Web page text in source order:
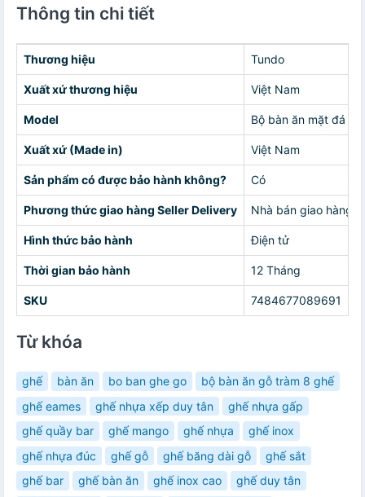
Thông tin chi tiết
Thương hiệu Tundo
Xuất xứ thương hiệu Việt Nam
Model Bộ bàn ăn mặt đá
Xuất xứ (Made in) Việt Nam
Sản phẩm có được bảo hành không? Có
Phương thức giao hàng Seller Delivery Nhà bán giao hàng
Hình thức bảo hành Điện tử
Thời gian bảo hành 12 Tháng
SKU 7484677089691
Từ khóa
ghế bàn ăn bo ban ghe go
bộ bàn ăn gỗ tràm 8 ghế
ghế eames
ghế nhựa xếp duy tân
ghế nhựa gấp
ghế quầy bar
ghế mango ghế nhựa
ghế inox
ghế nhựa đúc
ghế gỗ ghế băng dài gỗ
ghế sắt
ghế bar
ghế bàn ăn ghế inox cao
ghế duy tân